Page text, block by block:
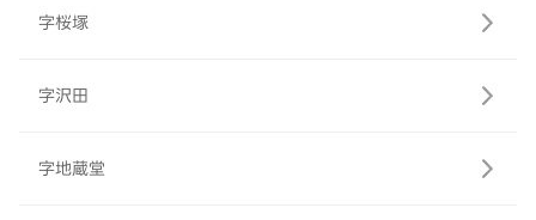
字桜塚
字沢田
字地蔵堂